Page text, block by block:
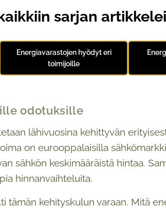
sarjan
Energiavarastojen hyödyt eri
toimijoille
odotuksille
lähivuosina kehittyvän
on eurooppalaisilla
sähkön keskimääräistä hintaa.
hinnanvaihteluita.
tämän kehityskulun varaan. Mitä